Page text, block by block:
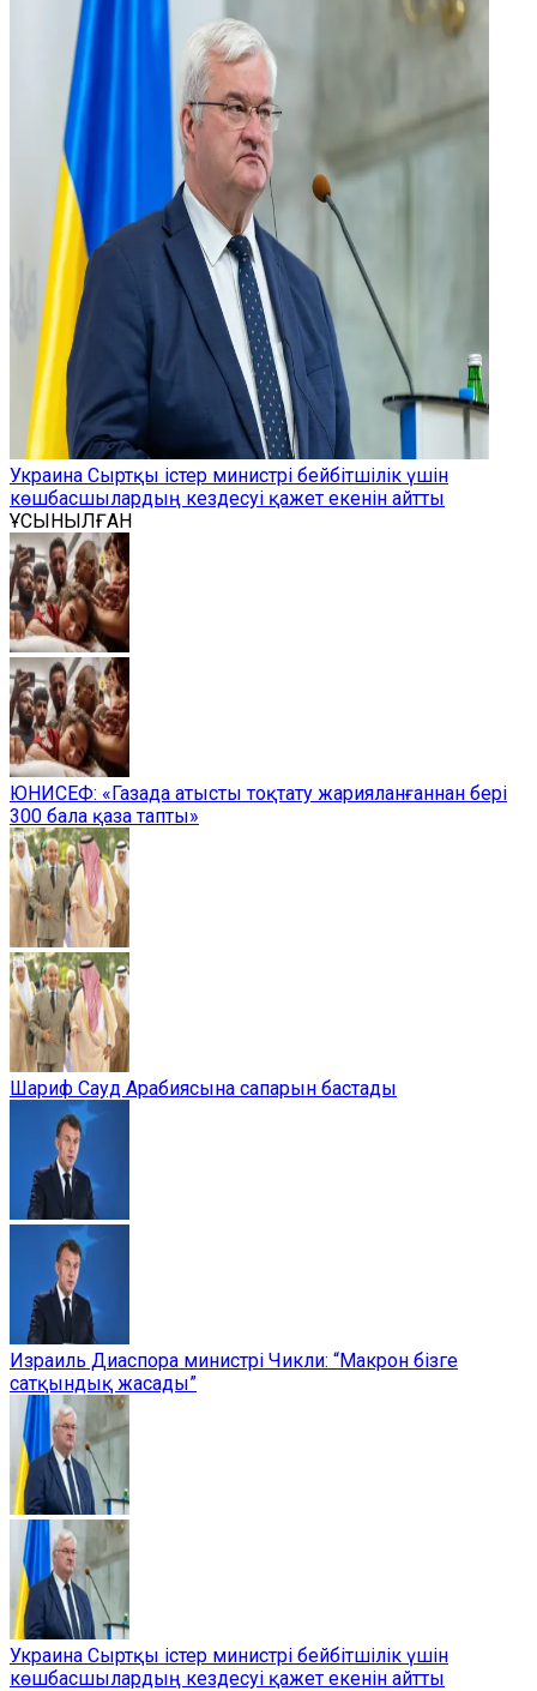
Украина Сыртқы істер министрі бейбітшілік үшін
көшбасшылардың кездесуі қажет екенін айтты
ҰСЫНЫЛҒАН
ЮНИСЕФ: «Газада атысты тоқтату жарияланғаннан бері
300 бала қаза тапты»
Шариф Сауд Арабиясына сапарын бастады
Израиль Диаспора министрі Чикли: “Макрон бізге
сатқындық жасады”
Украина Сыртқы істер министрі бейбітшілік үшін
көшбасшылардың кездесуі қажет екенін айтты